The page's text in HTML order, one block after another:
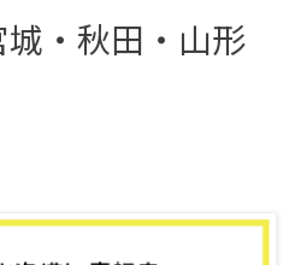
・秋田・山形